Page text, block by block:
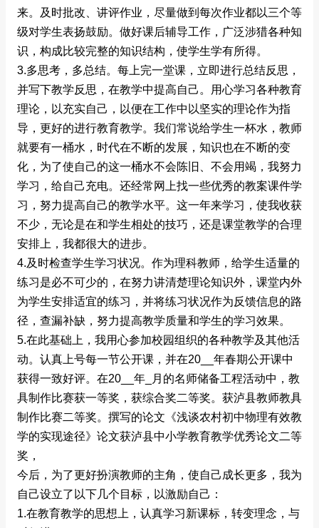
来。及时批改、讲评作业，尽量做到每次作业都以三个等
级对学生表扬鼓励。做好课后辅导工作，广泛涉猎各种知
识，构成比较完整的知识结构，使学生学有所得。
3.多思考，多总结。每上完一堂课，立即进行总结反思，
并写下教学反思，在教学中提高自己。用心学习各种教育
理论，以充实自己，以便在工作中以坚实的理论作为指
导，更好的进行教育教学。我们常说给学生一杯水，教师
就要有一桶水，时代在不断的发展，知识也在不断的变
化，为了使自己的这一桶水不会陈旧、不会用竭，我努力
学习，给自己充电。还经常网上找一些优秀的教案课件学
习，努力提高自己的教学水平。这一年来学习，使我收获
不少，无论是在和学生相处的技巧，还是课堂教学的合理
安排上，我都很大的进步。
4.及时检查学生学习状况。作为理科教师，给学生适量的
练习是必不可少的，在努力讲清楚理论知识外，课堂内外
为学生安排适宜的练习，并将练习状况作为反馈信息的路
径，查漏补缺，努力提高教学质量和学生的学习效果。
5.在此基础上，我用心参加校园组织的各种教学及其他活
动。认真上号每一节公开课，并在20__年春期公开课中
获得一致好评。在20__年_月的名师储备工程活动中，教
具制作比赛获一等奖，获综合奖二等奖。获泸县教师教具
制作比赛二等奖。撰写的论文《浅谈农村初中物理有效教
学的实现途径》论文获泸县中小学教育教学优秀论文二等
奖，
今后，为了更好扮演教师的主角，使自己成长更多，我为
自己设立了以下几个目标，以激励自己：
1.在教育教学的思想上，认真学习新课标，转变理念，与